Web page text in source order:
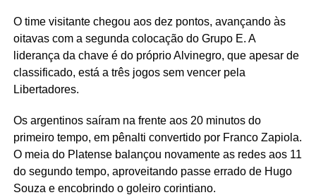
O time visitante chegou aos dez pontos, avançando às
oitavas com a segunda colocação do Grupo E. A
liderança da chave é do próprio Alvinegro, que apesar de
classificado, está a três jogos sem vencer pela
Libertadores.
Os argentinos saíram na frente aos 20 minutos do
primeiro tempo, em pênalti convertido por Franco Zapiola.
O meia do Platense balançou novamente as redes aos 11
do segundo tempo, aproveitando passe errado de Hugo
Souza e encobrindo o goleiro corintiano.